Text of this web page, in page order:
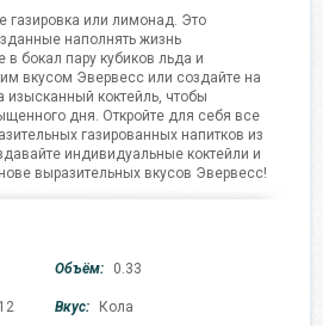
газировка или лимонад. Это
наполнять жизнь
бокал пару кубиков льда и
вкусом Эвервесс или создайте на
изысканный коктейль, чтобы
дня. Откройте для себя все
газированных напитков из
индивидуальные коктейли и
выразительных вкусов Эвервесс!
Объём: 0.33
12 Вкус: Кола